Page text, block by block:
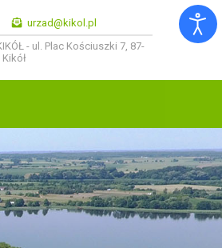
urzad@kikol.pl
- ul. Plac Kościuszki 7, 87-
Kikół